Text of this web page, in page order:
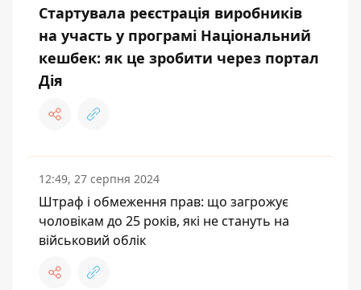
Стартувала реєстрація виробників
на участь у програмі Національний
кешбек: як це зробити через портал
Дія
12:49, 27 серпня 2024
Штраф і обмеження прав: що загрожує
чоловікам до 25 років, які не стануть на
військовий облік